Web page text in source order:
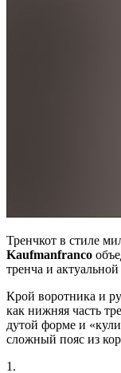
Тренчкот в стиле
Kaufmanfranco
тренча и
Крой воротника и
как нижняя часть
дутой форме и
сложный пояс из
1.